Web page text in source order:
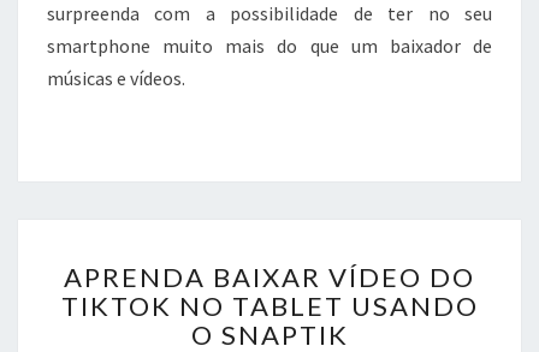
surpreenda com a possibilidade de ter no seu
smartphone muito mais do que um baixador de
músicas e vídeos.
BAIXAR
VÍDEO
DO
APRENDA BAIXAR VÍDEO DO
TIKTOK NO TABLET USANDO
O SNAPTIK